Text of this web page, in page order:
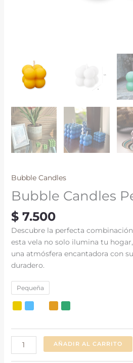
Bubble Candles
Bubble Candles
$7.500
Descubre la perfecta
esta vela no solo ilumina tu
una atmósfera encantadora con
duradero.
Pequeña
AÑADIR AL CARRITO